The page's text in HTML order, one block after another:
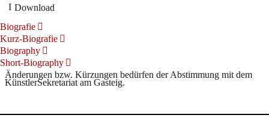
Download
Biografie
Kurz-Biografie
Biography
Short-Biography
Änderungen bzw. Kürzungen bedürfen der Abstimmung mit dem
KünstlerSekretariat am Gasteig.